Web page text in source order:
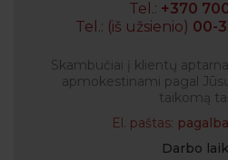
Tel.: +370
Tel.: (iš užsienio) 00-
Skambučiai į klientų
apmokestinami pagal
taikomą
El. paštas:
Darbo